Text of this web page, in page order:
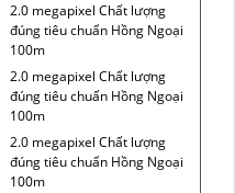
2.0 megapixel Chất lượng
đúng tiêu chuẩn Hồng Ngoại
100m
2.0 megapixel Chất lượng
đúng tiêu chuẩn Hồng Ngoại
100m
2.0 megapixel Chất lượng
đúng tiêu chuẩn Hồng Ngoại
100m